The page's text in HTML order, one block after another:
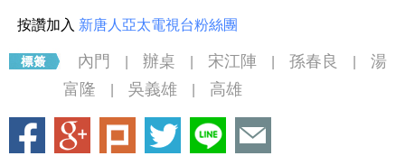
按讚加入 新唐人亞太電視台粉絲團
內門 辦桌 宋江陣 孫春良
湯
富隆
吳義雄 高雄